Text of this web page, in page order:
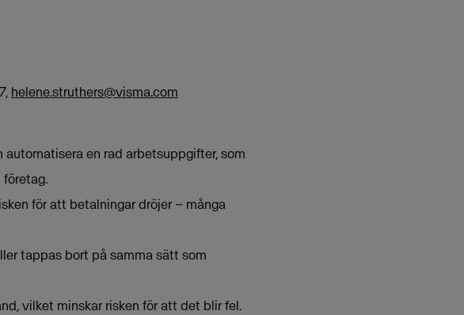
helene.struthers@visma.com
en rad arbetsuppgifter, som
för att betalningar dröjer – många
tappas bort på samma sätt som
vilket minskar risken för att det blir fel.